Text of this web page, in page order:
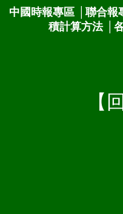
中國時報專區│ 聯合報
積計算方法
【